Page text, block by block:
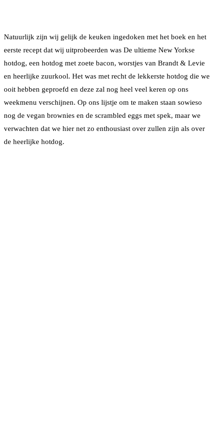
Natuurlijk zijn wij gelijk de keuken ingedoken met het boek en het
eerste recept dat wij uitprobeerden was De ultieme New Yorkse
hotdog, een hotdog met zoete bacon, worstjes van Brandt & Levie
en heerlijke zuurkool. Het was met recht de lekkerste hotdog die we
ooit hebben geproefd en deze zal nog heel veel keren op ons
weekmenu verschijnen. Op ons lijstje om te maken staan sowieso
nog de vegan brownies en de scrambled eggs met spek, maar we
verwachten dat we hier net zo enthousiast over zullen zijn als over
de heerlijke hotdog.